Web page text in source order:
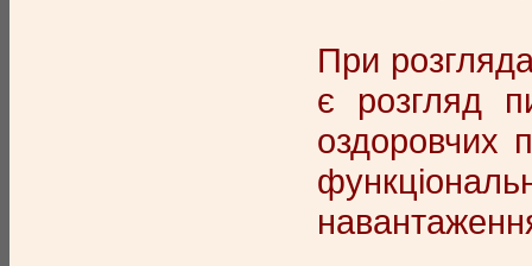
При
є розгляд
оздоровчих